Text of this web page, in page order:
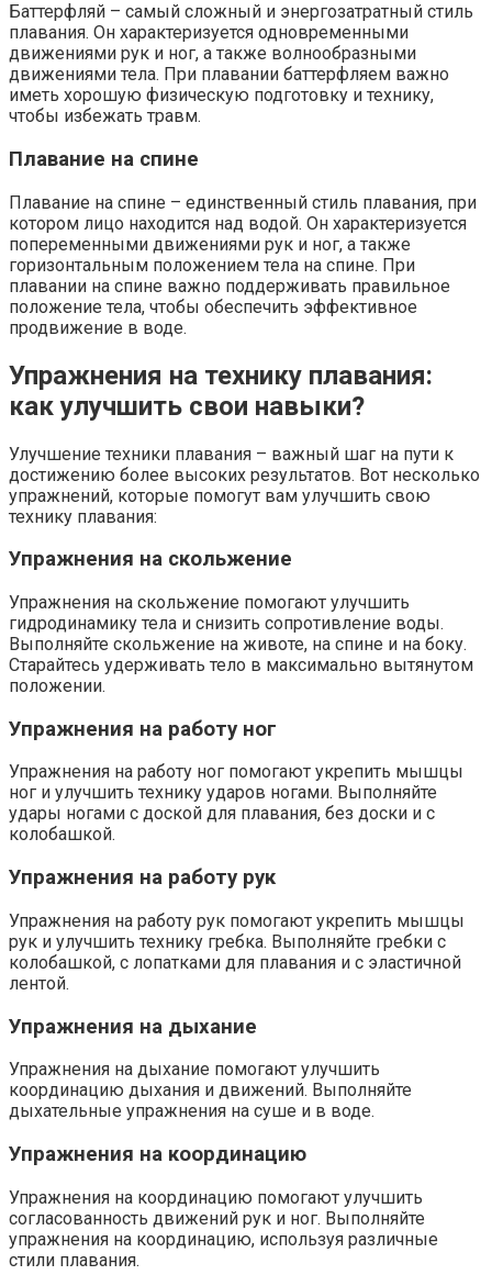
Баттерфляй – самый сложный и энергозатратный стиль
плавания. Он характеризуется одновременными
движениями рук и ног, а также волнообразными
движениями тела. При плавании баттерфляем важно
иметь хорошую физическую подготовку и технику,
чтобы избежать травм.
Плавание на спине
Плавание на спине – единственный стиль плавания, при
котором лицо находится над водой. Он характеризуется
попеременными движениями рук и ног, а также
горизонтальным положением тела на спине. При
плавании на спине важно поддерживать правильное
положение тела, чтобы обеспечить эффективное
продвижение в воде.
Упражнения на технику плавания:
как улучшить свои навыки?
Улучшение техники плавания – важный шаг на пути к
достижению более высоких результатов. Вот несколько
упражнений, которые помогут вам улучшить свою
технику плавания:
Упражнения на скольжение
Упражнения на скольжение помогают улучшить
гидродинамику тела и снизить сопротивление воды.
Выполняйте скольжение на животе, на спине и на боку.
Старайтесь удерживать тело в максимально вытянутом
положении.
Упражнения на работу ног
Упражнения на работу ног помогают укрепить мышцы
ног и улучшить технику ударов ногами. Выполняйте
удары ногами с доской для плавания, без доски и с
колобашкой.
Упражнения на работу рук
Упражнения на работу рук помогают укрепить мышцы
рук и улучшить технику гребка. Выполняйте гребки с
колобашкой, с лопатками для плавания и с эластичной
лентой.
Упражнения на дыхание
Упражнения на дыхание помогают улучшить
координацию дыхания и движений. Выполняйте
дыхательные упражнения на суше и в воде.
Упражнения на координацию
Упражнения на координацию помогают улучшить
согласованность движений рук и ног. Выполняйте
упражнения на координацию, используя различные
стили плавания.